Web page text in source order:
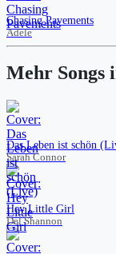
Chasing Pavements
Adele
Mehr Songs
Das Leben ist schön
Sarah Connor
Hey Little Girl
Del Shannon